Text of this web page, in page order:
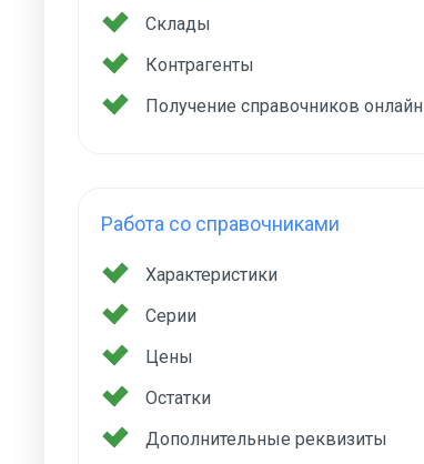
Склады
Контрагенты
Получение справочников онлайн
Работа со справочниками
Характеристики
Серии
Цены
Остатки
Дополнительные реквизиты